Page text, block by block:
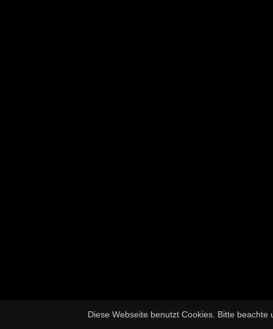
Diese Webseite benutzt Cookies. Bitte beachte